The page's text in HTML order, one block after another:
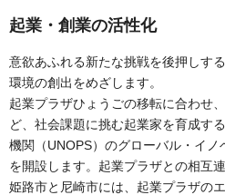
起業・創業の活性化
意欲あふれる新たな挑戦を後押しす
環境の創出をめざします。
起業プラザひょうごの移転に合わせ
ど、社会課題に挑む起業家を育成す
機関（UNOPS）のグローバル・イノ
を開設します。起業プラザとの相互
姫路市と尼崎市には、起業プラザの